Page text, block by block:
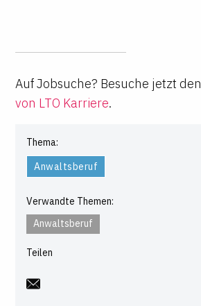
Auf Jobsuche? Besuche jetzt den
von LTO Karriere.
Thema:
Anwaltsberuf
Verwandte Themen:
Anwaltsberuf
Teilen